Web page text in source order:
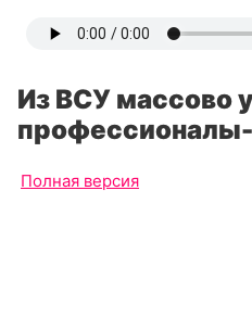
Из ВСУ массово
Полная версия